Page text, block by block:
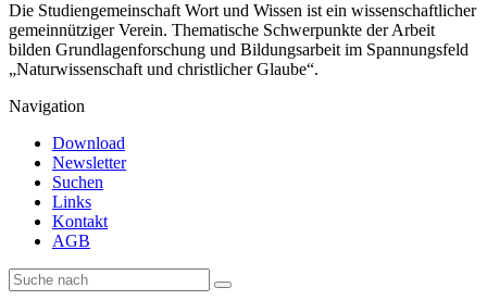
Die Studiengemeinschaft Wort und Wissen ist ein wissenschaftlicher
gemeinnütziger Verein. Thematische Schwerpunkte der Arbeit
bilden Grundlagenforschung und Bildungsarbeit im Spannungsfeld
„Naturwissenschaft und christlicher Glaube“.
Navigation
Download
Newsletter
Suchen
Links
Kontakt
AGB